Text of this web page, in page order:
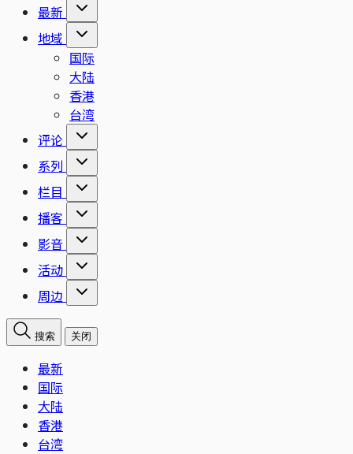
最新
地域
国际
大陆
香港
台湾
评论
系列
栏目
播客
影音
活动
周边
搜索 关闭
最新
国际
大陆
香港
台湾